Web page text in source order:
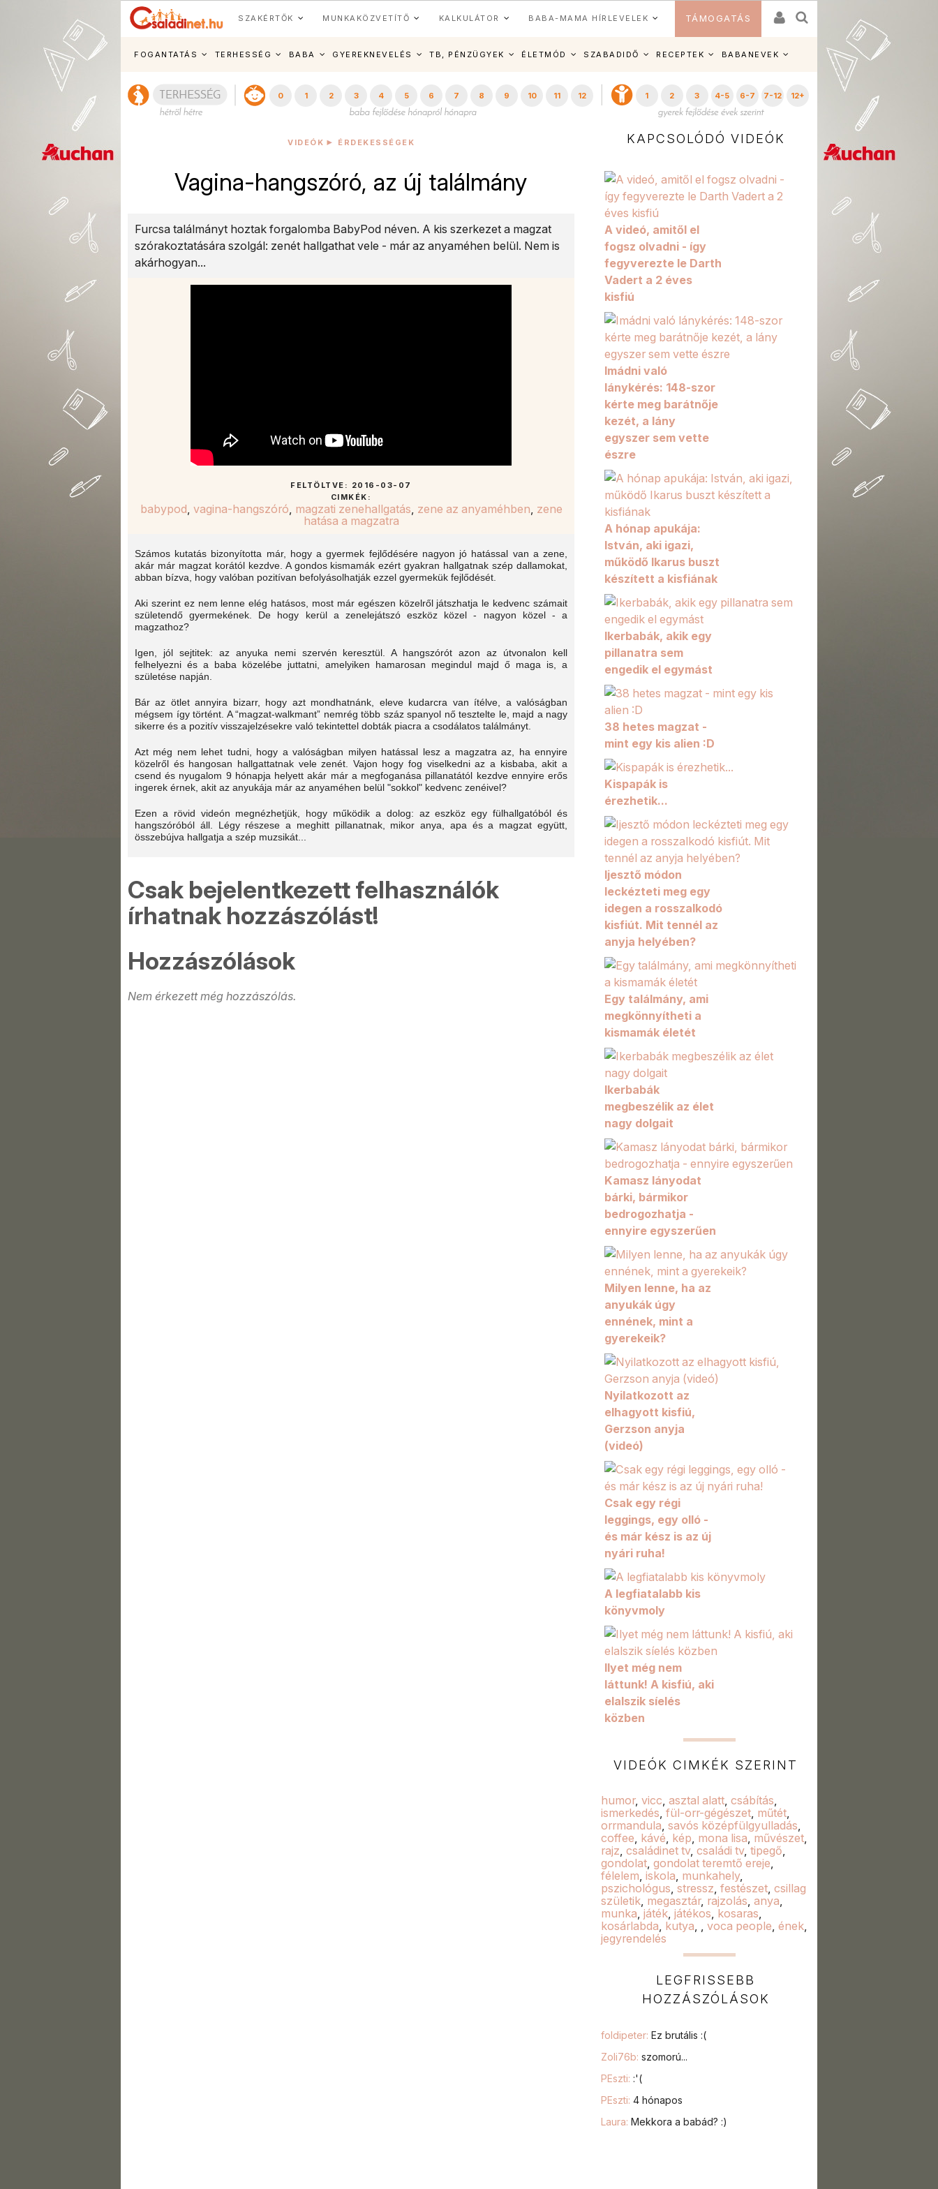
SZAKÉRTŐK MUNKAKÖZVETÍTŐ KALKULÁTOR BABA-MAMA HÍRLEVELEK TÁMOGATÁS
FOGANTATÁS TERHESSÉG BABA GYEREKNEVELÉS TB, PÉNZÜGYEK ÉLETMÓD SZABADIDŐ RECEPTEK BABANEVEK
0 1 2 3 4 5 6 7 8 9 10 11 12 1 2 3 4-5 6-7 7-12 12+
VIDEÓK ÉRDEKESSÉGEK
Vagina-hangszóró, az új találmány
Furcsa találmányt hoztak forgalomba BabyPod néven. A kis szerkezet a magzat
szórakoztatására szolgál: zenét hallgathat vele - már az anyaméhen belül. Nem is
akárhogyan...
FELTÖLTVE: 2016-03-07
CIMKÉK:
babypod, vagina-hangszóró, magzati zenehallgatás, zene az anyaméhben, zene
hatása a magzatra
Számos kutatás bizonyította már, hogy a gyermek fejlődésére nagyon jó hatással van a zene,
akár már magzat korától kezdve. A gondos kismamák ezért gyakran hallgatnak szép dallamokat,
abban bízva, hogy valóban pozitívan befolyásolhatják ezzel gyermekük fejlődését.
Aki szerint ez nem lenne elég hatásos, most már egészen közelről játszhatja le kedvenc számait
születendő gyermekének. De hogy kerül a zenelejátszó eszköz közel - nagyon közel - a
magzathoz?
Igen, jól sejtitek: az anyuka nemi szervén keresztül. A hangszórót azon az útvonalon kell
felhelyezni és a baba közelébe juttatni, amelyiken hamarosan megindul majd ő maga is, a
születése napján.
Bár az ötlet annyira bizarr, hogy azt mondhatnánk, eleve kudarcra van ítélve, a valóságban
mégsem így történt. A “magzat-walkmant” nemrég több száz spanyol nő tesztelte le, majd a nagy
sikerre és a pozitív visszajelzésekre való tekintettel dobták piacra a csodálatos találmányt.
Azt még nem lehet tudni, hogy a valóságban milyen hatással lesz a magzatra az, ha ennyire
közelről és hangosan hallgattatnak vele zenét. Vajon hogy fog viselkedni az a kisbaba, akit a
csend és nyugalom 9 hónapja helyett akár már a megfoganása pillanatától kezdve ennyire erős
ingerek érnek, akit az anyukája már az anyaméhen belül "sokkol" kedvenc zenéivel?
Ezen a rövid videón megnézhetjük, hogy működik a dolog: az eszköz egy fülhallgatóból és
hangszóróból áll. Légy részese a meghitt pillanatnak, mikor anya, apa és a magzat együtt,
összebújva hallgatja a szép muzsikát...
Csak bejelentkezett felhasználók
írhatnak hozzászólást!
Hozzászólások
Nem érkezett még hozzászólás.
KAPCSOLÓDÓ VIDEÓK
A videó, amitől el
fogsz olvadni - így
fegyverezte le Darth
Vadert a 2 éves
kisfiú
Imádni való
lánykérés: 148-szor
kérte meg barátnője
kezét, a lány
egyszer sem vette
észre
A hónap apukája:
István, aki igazi,
működő Ikarus buszt
készített a kisfiának
Ikerbabák, akik egy
pillanatra sem
engedik el egymást
38 hetes magzat -
mint egy kis alien :D
Kispapák is
érezhetik...
Ijesztő módon
leckézteti meg egy
idegen a rosszalkodó
kisfiút. Mit tennél az
anyja helyében?
Egy találmány, ami
megkönnyítheti a
kismamák életét
Ikerbabák
megbeszélik az élet
nagy dolgait
Kamasz lányodat
bárki, bármikor
bedrogozhatja -
ennyire egyszerűen
Milyen lenne, ha az
anyukák úgy
ennének, mint a
gyerekeik?
Nyilatkozott az
elhagyott kisfiú,
Gerzson anyja
(videó)
Csak egy régi
leggings, egy olló -
és már kész is az új
nyári ruha!
A legfiatalabb kis
könyvmoly
Ilyet még nem
láttunk! A kisfiú, aki
elalszik síelés
közben
VIDEÓK CIMKÉK SZERINT
humor, vicc, asztal alatt, csábítás,
ismerkedés, fül-orr-gégészet, műtét,
orrmandula, savós középfülgyulladás,
coffee, kávé, kép, mona lisa, művészet,
rajz, családinet tv, családi tv, tipegő,
gondolat, gondolat teremtő ereje,
félelem, iskola, munkahely,
pszichológus, stressz, festészet, csillag
születik, megasztár, rajzolás, anya,
munka, játék, játékos, kosaras,
kosárlabda, kutya, , voca people, ének,
jegyrendelés
LEGFRISSEBB
HOZZÁSZÓLÁSOK
foldipeter: Ez brutális :(
Zoli76b: szomorú...
PEszti: :'(
PEszti: 4 hónapos
Laura: Mekkora a babád? :)